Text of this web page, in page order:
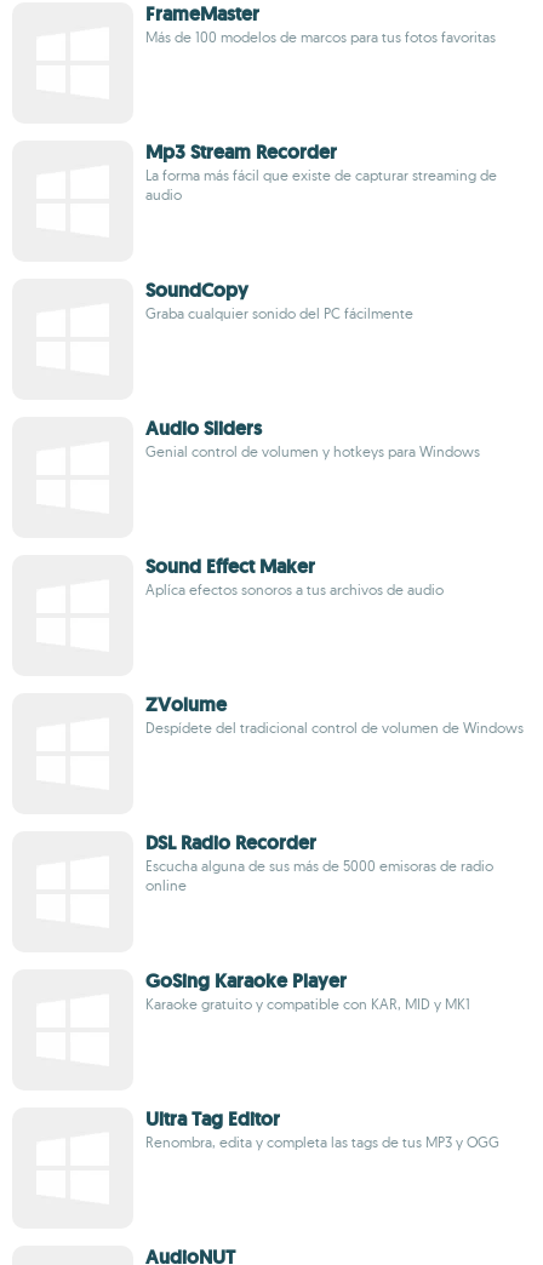
FrameMaster
Más de 100 modelos de marcos para tus fotos favoritas
Mp3 Stream Recorder
La forma más fácil que existe de capturar streaming de
audio
SoundCopy
Graba cualquier sonido del PC fácilmente
Audio Sliders
Genial control de volumen y hotkeys para Windows
Sound Effect Maker
Aplíca efectos sonoros a tus archivos de audio
ZVolume
Despídete del tradicional control de volumen de Windows
DSL Radio Recorder
Escucha alguna de sus más de 5000 emisoras de radio
online
GoSing Karaoke Player
Karaoke gratuito y compatible con KAR, MID y MK1
Ultra Tag Editor
Renombra, edita y completa las tags de tus MP3 y OGG
AudioNUT